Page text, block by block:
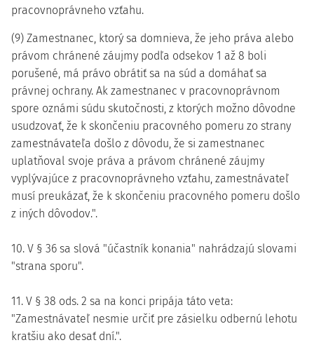
pracovnoprávneho vzťahu.
(9) Zamestnanec, ktorý sa domnieva, že jeho práva alebo
právom chránené záujmy podľa odsekov 1 až 8 boli
porušené, má právo obrátiť sa na súd a domáhať sa
právnej ochrany. Ak zamestnanec v pracovnoprávnom
spore oznámi súdu skutočnosti, z ktorých možno dôvodne
usudzovať, že k skončeniu pracovného pomeru zo strany
zamestnávateľa došlo z dôvodu, že si zamestnanec
uplatňoval svoje práva a právom chránené záujmy
vyplývajúce z pracovnoprávneho vzťahu, zamestnávateľ
musí preukázať, že k skončeniu pracovného pomeru došlo
z iných dôvodov.".
10. V § 36 sa slová "účastník konania" nahrádzajú slovami
"strana sporu".
11. V § 38 ods. 2 sa na konci pripája táto veta:
"Zamestnávateľ nesmie určiť pre zásielku odbernú lehotu
kratšiu ako desať dní.".